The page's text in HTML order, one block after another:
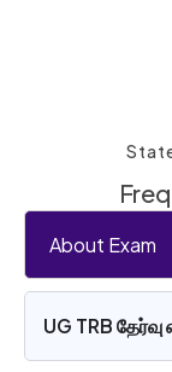
About Exam
UG TRB